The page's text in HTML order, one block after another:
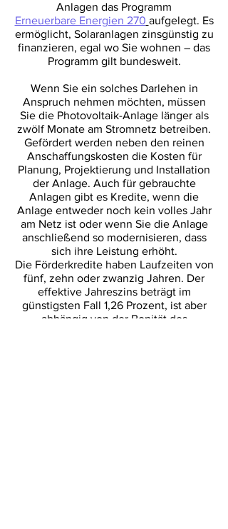
Anlagen das Programm
Erneuerbare Energien 270 aufgelegt. Es
ermöglicht, Solaranlagen zinsgünstig zu
finanzieren, egal wo Sie wohnen – das
Programm gilt bundesweit.
Wenn Sie ein solches Darlehen in
Anspruch nehmen möchten, müssen
Sie die Photovoltaik-Anlage länger als
zwölf Monate am Stromnetz betreiben.
Gefördert werden neben den reinen
Anschaffungskosten die Kosten für
Planung, Projektierung und Installation
der Anlage. Auch für gebrauchte
Anlagen gibt es Kredite, wenn die
Anlage entweder noch kein volles Jahr
am Netz ist oder wenn Sie die Anlage
anschließend so modernisieren, dass
sich ihre Leistung erhöht.
Die Förderkredite haben Laufzeiten von
fünf, zehn oder zwanzig Jahren. Der
effektive Jahreszins beträgt im
günstigsten Fall 1,26 Prozent, ist aber
abhängig von der Bonität des